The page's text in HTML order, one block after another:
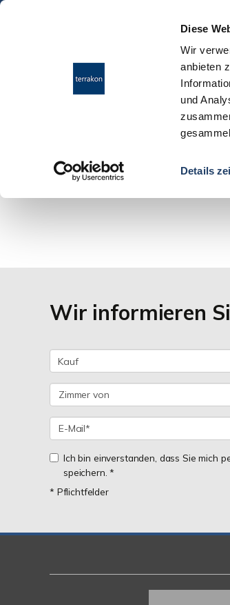
Diese
Wir
anbieten
und
Details
Ihre Suchanfrage passt leider
Wir informieren
Ich bin einverstanden, dass Sie mich
speichern. *
* Pflichtfelder